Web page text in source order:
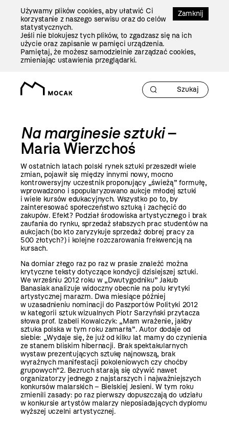
Zamknij
Używamy plików cookies, aby ułatwić Ci
korzystanie z naszego serwisu oraz do celów
statystycznych.
Jeśli nie blokujesz tych plików, to zgadzasz się na ich
użycie oraz zapisanie w pamięci urządzenia.
Pamiętaj, że możesz samodzielnie zarządzać cookies,
zmieniając ustawienia przeglądarki.
Na marginesie sztuki–
Maria Wierzchoś
W ostatnich latach polski rynek sztuki przeszedł wiele
zmian, pojawił się między innymi nowy, mocno
kontrowersyjny uczestnik proponujący „świeżą” formułę,
wprowadzono i spopularyzowano aukcje młodej sztuki
i wiele kursów edukacyjnych. Wszystko po to, by
zainteresować społeczeństwo sztuką i zachęcić do
zakupów. Efekt? Podział środowiska artystycznego i brak
zaufania do rynku, sprzedaż słabszych prac studentów na
aukcjach (bo kto zaryzykuje sprzedaż dobrej pracy za
500 złotych?) i kolejne rozczarowania frekwencją na
kursach.
Na domiar złego raz po raz w prasie znaleźć można
krytyczne teksty dotyczące kondycji dzisiejszej sztuki.
We wrześniu 2012 roku w „Dwutygodniku” Jakub
Banasiak analizuje widoczny obecnie na polu krytyki
artystycznej marazm. Dwa miesiące później
w uzasadnieniu nominacji do Paszportów Polityki 2012
w kategorii sztuk wizualnych Piotr Sarzyński przytacza
słowa prof. Izabeli Kowalczyk: „Mam wrażenie, jakby
sztuka polska w tym roku zamarła”. Autor dodaje od
siebie: „Wydaje się, że już od kilku lat mamy do czynienia
ze stanem bliskim hibernacji. Brak spektakularnych
wystaw prezentujących sztukę najnowszą, brak
wyraźnych manifestacji pokoleniowych czy choćby
grupowych”2. Bezruch starają się ożywić nawet
organizatorzy jednego z najstarszych i najważniejszych
konkursów malarskich – Bielskiej Jesieni. W tym roku
zmienili zasady: po raz pierwszy dopuszczają do udziału
w konkursie artystów malarzy nieposiadających dyplomu
wyższej uczelni artystycznej.